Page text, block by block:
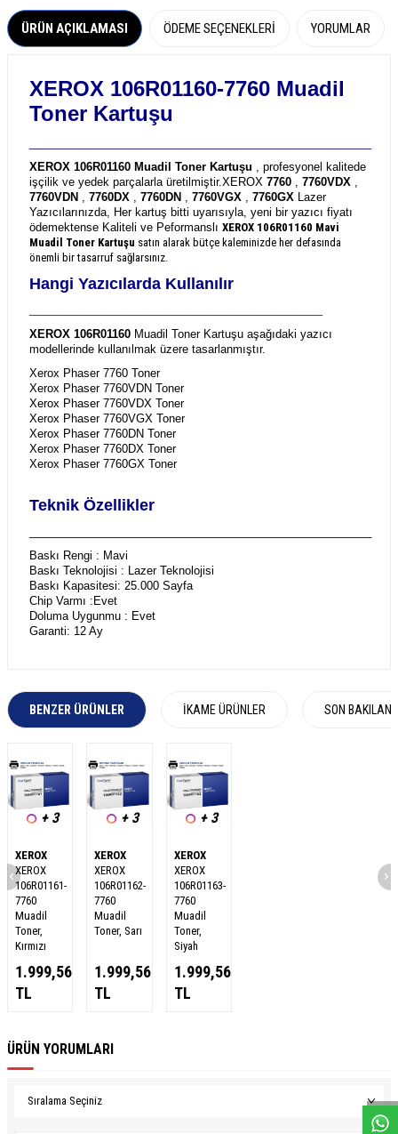
ÜRÜN AÇIKLAMASI ÖDEME SEÇENEKLERI YORUMLAR
XEROX 106R01160-7760 Muadil
Toner Kartuşu
XEROX 106R01160 Muadil Toner Kartuşu , profesyonel kalitede
işçilik ve yedek parçalarla üretilmiştir.XEROX 7760 , 7760VDX ,
7760VDN , 7760DX , 7760DN , 7760VGX , 7760GX Lazer
Yazıcılarınızda, Her kartuş bitti uyarısıyla, yeni bir yazıcı fiyatı
ödemektense Kaliteli ve Peformanslı XEROX 106R01160 Mavi
Muadil Toner Kartuşu satın alarak bütçe kaleminizde her defasında
önemli bir tasarruf sağlarsınız.
Hangi Yazıcılarda Kullanılır
XEROX 106R01160 Muadil Toner Kartuşu aşağıdaki yazıcı
modellerinde kullanılmak üzere tasarlanmıştır.
Xerox Phaser 7760 Toner
Xerox Phaser 7760VDN Toner
Xerox Phaser 7760VDX Toner
Xerox Phaser 7760VGX Toner
Xerox Phaser 7760DN Toner
Xerox Phaser 7760DX Toner
Xerox Phaser 7760GX Toner
Teknik Özellikler
Baskı Rengi : Mavi
Baskı Teknolojisi : Lazer Teknolojisi
Baskı Kapasitesi: 25.000 Sayfa
Chip Varmı :Evet
Doluma Uygunmu : Evet
Garanti: 12 Ay
BENZER ÜRÜNLER İKAME ÜRÜNLER SON
+ 3
XEROX
XEROX
106R01161-
7760
Muadil
Toner,
Kırmızı
1.999,56
TL
+ 3
XEROX
XEROX
106R01162-
7760
Muadil
Toner, Sarı
1.999,56
TL
+ 3
XEROX
XEROX
106R01163-
7760
Muadil
Toner,
Siyah
1.999,56
TL
ÜRÜN YORUMLARI